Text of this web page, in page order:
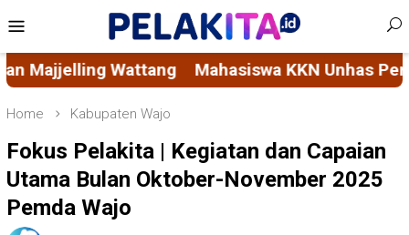
to
content
Menu
KKN Unhas Permudah Akses Layanan Sosial
Home Kabupaten Wajo
Fokus Pelakita | Kegiatan dan Capaian
Utama Bulan Oktober-November 2025
Pemda Wajo